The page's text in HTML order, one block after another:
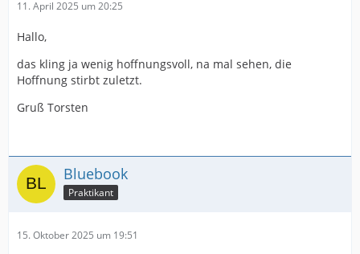
11. April 2025 um 20:25
Hallo,
das kling ja wenig hoffnungsvoll, na mal sehen, die
Hoffnung stirbt zuletzt.
Gruß Torsten
Bluebook
Praktikant
15. Oktober 2025 um 19:51